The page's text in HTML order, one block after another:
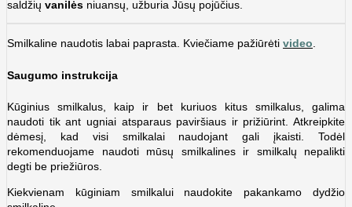
saldžių vanilės niuansų, užburia Jūsų pojūčius.
Smilkaline naudotis labai paprasta. Kviečiame pažiūrėti video
Saugumo instrukcija
Kūginius smilkalus, kaip ir bet kuriuos kitus smilkalus, galima
naudoti tik ant ugniai atsparaus paviršiaus ir prižiūrint. Atkreipkite
dėmesį, kad visi smilkalai naudojant gali įkaisti. Todėl
rekomenduojame naudoti mūsų smilkalines ir smilkalų nepalikti
degti be priežiūros.
Kiekvienam kūginiam smilkalui naudokite pakankamo dydžio